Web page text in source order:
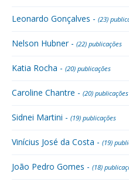
Leonardo Gonçalves - (23)
Nelson Hubner - (22) publicações
Katia Rocha - (20) publicações
Caroline Chantre - (20) publicações
Sidnei Martini - (19) publicações
Vinícius José da Costa - (19)
João Pedro Gomes - (18)